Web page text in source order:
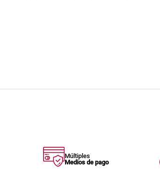
Múltiples
Medios de pago